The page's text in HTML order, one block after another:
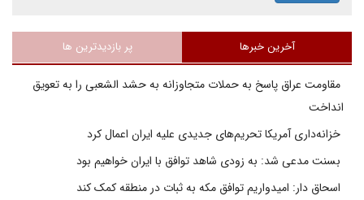
آخرین خبرها پر بازدیدترین ها
مقاومت عراق پاسخ به حملات متجاوزانه به حشد الشعبی را به تعویق
انداخت
خزانه‌داری آمریکا تحریم‌های جدیدی علیه ایران اعمال کرد
بسنت مدعی شد: به زودی شاهد توافق با ایران خواهیم بود
اسحاق دار: امیدواریم توافق مکه به ثبات در منطقه کمک کند